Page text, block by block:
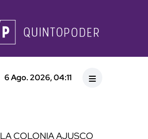
6 Ago. 2026, 04:11
COLONIA AJUSCO